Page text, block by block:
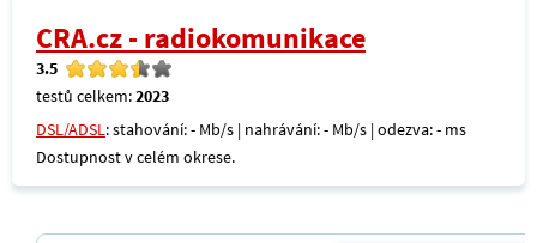
CRA.cz - radiokomunikace
3.5
testů celkem:2023
DSL/ADSL: stahování: - Mb/s | nahrávání: - Mb/s | odezva: - ms
Dostupnost v celém okrese.